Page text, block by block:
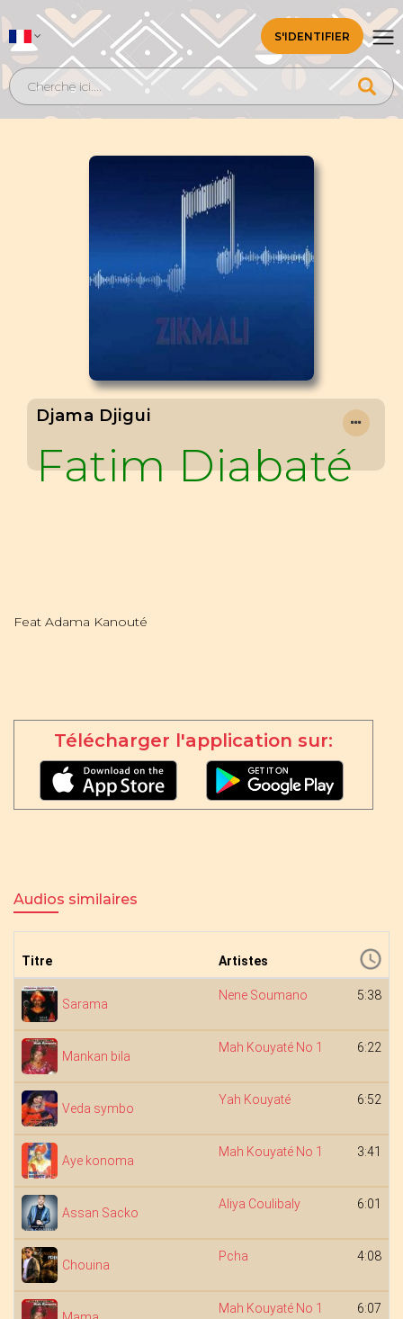
S'IDENTIFIER
Djama Djigui
Fatim Diabaté
Feat Adama Kanouté
Télécharger l'application sur:
Audios similaires
Titre Artistes
Sarama
Nene Soumano 5:38
Mankan bila
Mah Kouyaté No 1 6:22
Veda symbo
Yah Kouyaté 6:52
Aye konoma
Mah Kouyaté No 1 3:41
Assan Sacko
Aliya Coulibaly 6:01
Chouina
Pcha 4:08
Mah Kouyaté No 1 6:07